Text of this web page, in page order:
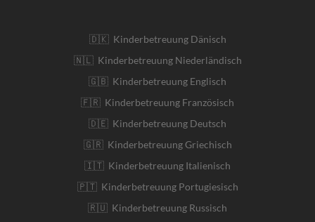
🇩🇰 Kinderbetreuung Dänisch
🇳🇱 Kinderbetreuung Niederländisch
🇬🇧 Kinderbetreuung Englisch
🇫🇷 Kinderbetreuung Französisch
🇩🇪 Kinderbetreuung Deutsch
🇬🇷 Kinderbetreuung Griechisch
🇮🇹 Kinderbetreuung Italienisch
🇵🇹 Kinderbetreuung Portugiesisch
🇷🇺 Kinderbetreuung Russisch